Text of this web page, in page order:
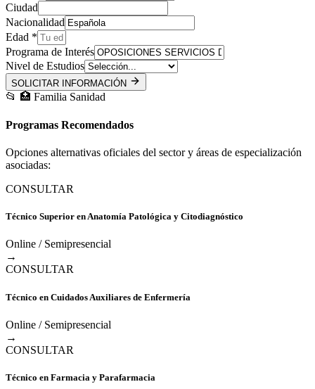
Ciudad
Nacionalidad
Edad *
Programa de Interés
Nivel de Estudios
SOLICITAR INFORMACIÓN
📂 🏥 Familia Sanidad
Programas Recomendados
Opciones alternativas oficiales del sector y áreas de especialización
asociadas:
CONSULTAR
Técnico Superior en Anatomía Patológica y Citodiagnóstico
Online / Semipresencial
→
CONSULTAR
Técnico en Cuidados Auxiliares de Enfermería
Online / Semipresencial
→
CONSULTAR
Técnico en Farmacia y Parafarmacia